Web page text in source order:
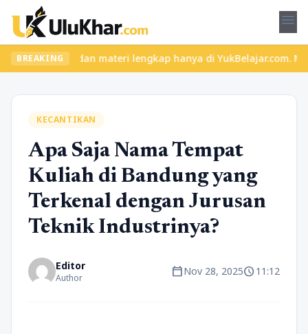
menu
BREAKING
seru dan materi lengkap hanya di YukBelajar.com. Mulai
KECANTIKAN
Apa Saja Nama Tempat
Kuliah di Bandung yang
Terkenal dengan Jurusan
Teknik Industrinya?
Editor
Author calendar_todayNov 28, 2025schedule11:12